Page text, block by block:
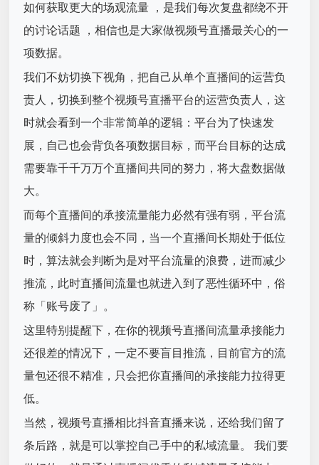
如何获取更大的场观流量 ，是我们每次复盘都绕不开
的讨论话题 ，相信也是大家做视频号直播最关心的一
项数据。
我们不妨切换下视角，把自己从单个直播间的运营负
责人，切换到整个视频号直播平台的运营负责人，这
时就会看到一个非常简单的逻辑：平台为了快速发
展，自己也会背负各项数据目标，而平台目标的达成
需要靠千千万万个直播间共同的努力，将大盘数据做
大。
而每个直播间的承接流量能力必然有强有弱，平台流
量的倾斜力度也会不同，当一个直播间长期处于低位
时，算法就会判断为是对平台流量的浪费，进而减少
推流，此时直播间流量也就进入到了恶性循环中，俗
称「账号废了」。
这里特别提醒下，在你的视频号直播间流量承接能力
还很差的情况下，一定不要盲目推流，目前官方的流
量包还很不精准，只会把你直播间的承接能力拉得更
低。
当然，视频号直播相比抖音直播来说，还给我们留了
条后路，就是可以掌控自己手中的私域流量。 我们要